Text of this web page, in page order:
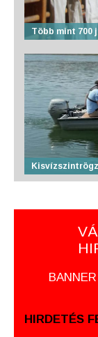
Több mint 700
HIRDETÉS